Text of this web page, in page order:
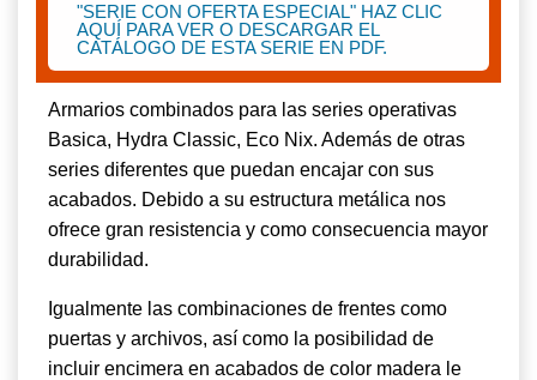
"SERIE CON OFERTA ESPECIAL" HAZ CLIC
AQUÍ PARA VER O DESCARGAR EL
CATÁLOGO DE ESTA SERIE EN PDF.
Armarios combinados para las series operativas
Basica, Hydra Classic, Eco Nix. Además de otras
series diferentes que puedan encajar con sus
acabados. Debido a su estructura metálica nos
ofrece gran resistencia y como consecuencia mayor
durabilidad.
Igualmente las combinaciones de frentes como
puertas y archivos, así como la posibilidad de
incluir encimera en acabados de color madera le